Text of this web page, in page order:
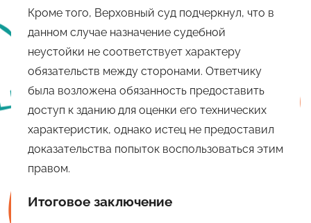
Кроме того, Верховный суд подчеркнул, что в
данном случае назначение судебной
неустойки не соответствует характеру
обязательств между сторонами. Ответчику
была возложена обязанность предоставить
доступ к зданию для оценки его технических
характеристик, однако истец не предоставил
доказательства попыток воспользоваться этим
правом.
Итоговое заключение